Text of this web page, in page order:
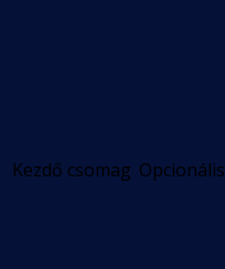
Kezdő csomag Opcionális